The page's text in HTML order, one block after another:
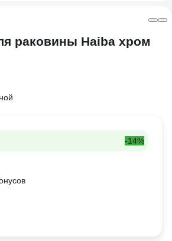
раковины Haiba хром
-14%